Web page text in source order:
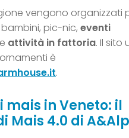
vengono organizzati
pic-nic, eventi
e attività in fattoria. Il sito
è
.
mais in Veneto: il
Mais 4.0 di